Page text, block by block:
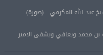
عبد الله المكرمي... (صورة)
بن محمد ويعافي ويشفى الامير